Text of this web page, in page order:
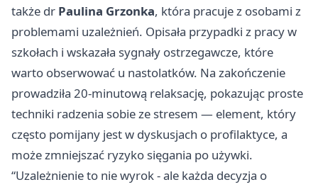
także dr Paulina Grzonka, która pracuje z osobami z
problemami uzależnień. Opisała przypadki z pracy w
szkołach i wskazała sygnały ostrzegawcze, które
warto obserwować u nastolatków. Na zakończenie
prowadziła 20-minutową relaksację, pokazując proste
techniki radzenia sobie ze stresem — element, który
często pomijany jest w dyskusjach o profilaktyce, a
może zmniejszać ryzyko sięgania po używki.
“Uzależnienie to nie wyrok - ale każda decyzja o